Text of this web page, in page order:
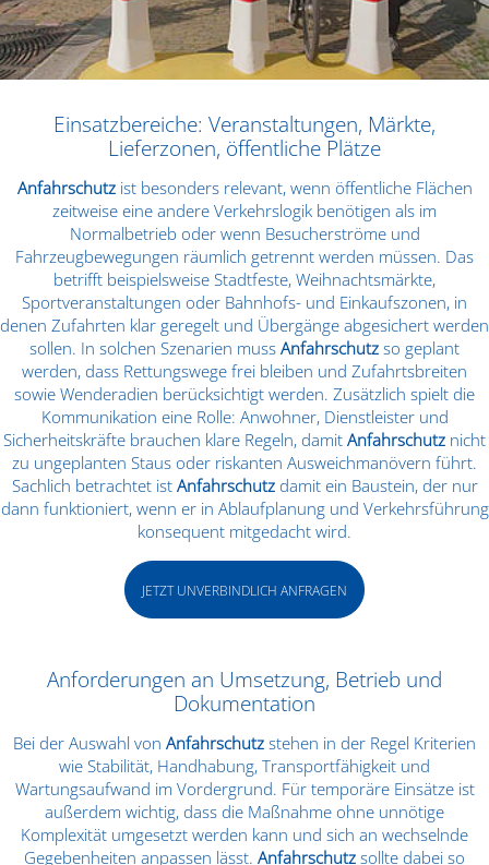
Einsatzbereiche: Veranstaltungen, Märkte,
Lieferzonen, öffentliche Plätze
Anfahrschutzist besonders relevant, wenn öffentliche Flächen
zeitweise eine andere Verkehrslogik benötigen als im
Normalbetrieb oder wenn Besucherströme und
Fahrzeugbewegungen räumlich getrennt werden müssen. Das
betrifft beispielsweise Stadtfeste, Weihnachtsmärkte,
Sportveranstaltungen oder Bahnhofs- und Einkaufszonen, in
denen Zufahrten klar geregelt und Übergänge abgesichert werden
sollen. In solchen Szenarien muss Anfahrschutz so geplant
werden, dass Rettungswege frei bleiben und Zufahrtsbreiten
sowie Wenderadien berücksichtigt werden. Zusätzlich spielt die
Kommunikation eine Rolle: Anwohner, Dienstleister und
Sicherheitskräfte brauchen klare Regeln, damit Anfahrschutz nicht
zu ungeplanten Staus oder riskanten Ausweichmanövern führt.
Sachlich betrachtet ist Anfahrschutzdamit ein Baustein, der nur
dann funktioniert, wenn er in Ablaufplanung und Verkehrsführung
konsequent mitgedacht wird.
JETZT UNVERBINDLICH ANFRAGEN
Anforderungen an Umsetzung, Betrieb und
Dokumentation
Bei der Auswahl von Anfahrschutz stehen in der Regel Kriterien
wie Stabilität, Handhabung, Transportfähigkeit und
Wartungsaufwand im Vordergrund. Für temporäre Einsätze ist
außerdem wichtig, dass die Maßnahme ohne unnötige
Komplexität umgesetzt werden kann und sich an wechselnde
Gegebenheiten anpassen lässt. Anfahrschutz sollte dabei so